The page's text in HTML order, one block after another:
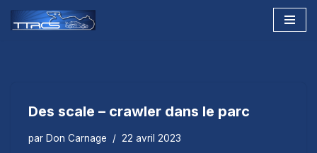
Des scale – crawler dans le parc
par Don Carnage 22 avril 2023